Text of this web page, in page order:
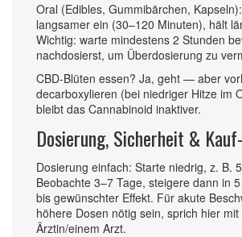
Oral (Edibles, Gummibärchen,
langsamer ein (30–120 Minuten), hält
Wichtig: warte mindestens 2 Stunden
nachdosierst, um Überdosierung zu
CBD-Blüten essen? Ja, geht — aber
decarboxylieren (bei niedriger Hitze im
bleibt das Cannabinoid inaktiver.
Dosierung, Sicherheit &
Dosierung einfach: Starte niedrig, z. B.
Beobachte 3–7 Tage, steigere dann in
bis gewünschter Effekt. Für akute
höhere Dosen nötig sein, sprich hier
Ärztin/einem Arzt.